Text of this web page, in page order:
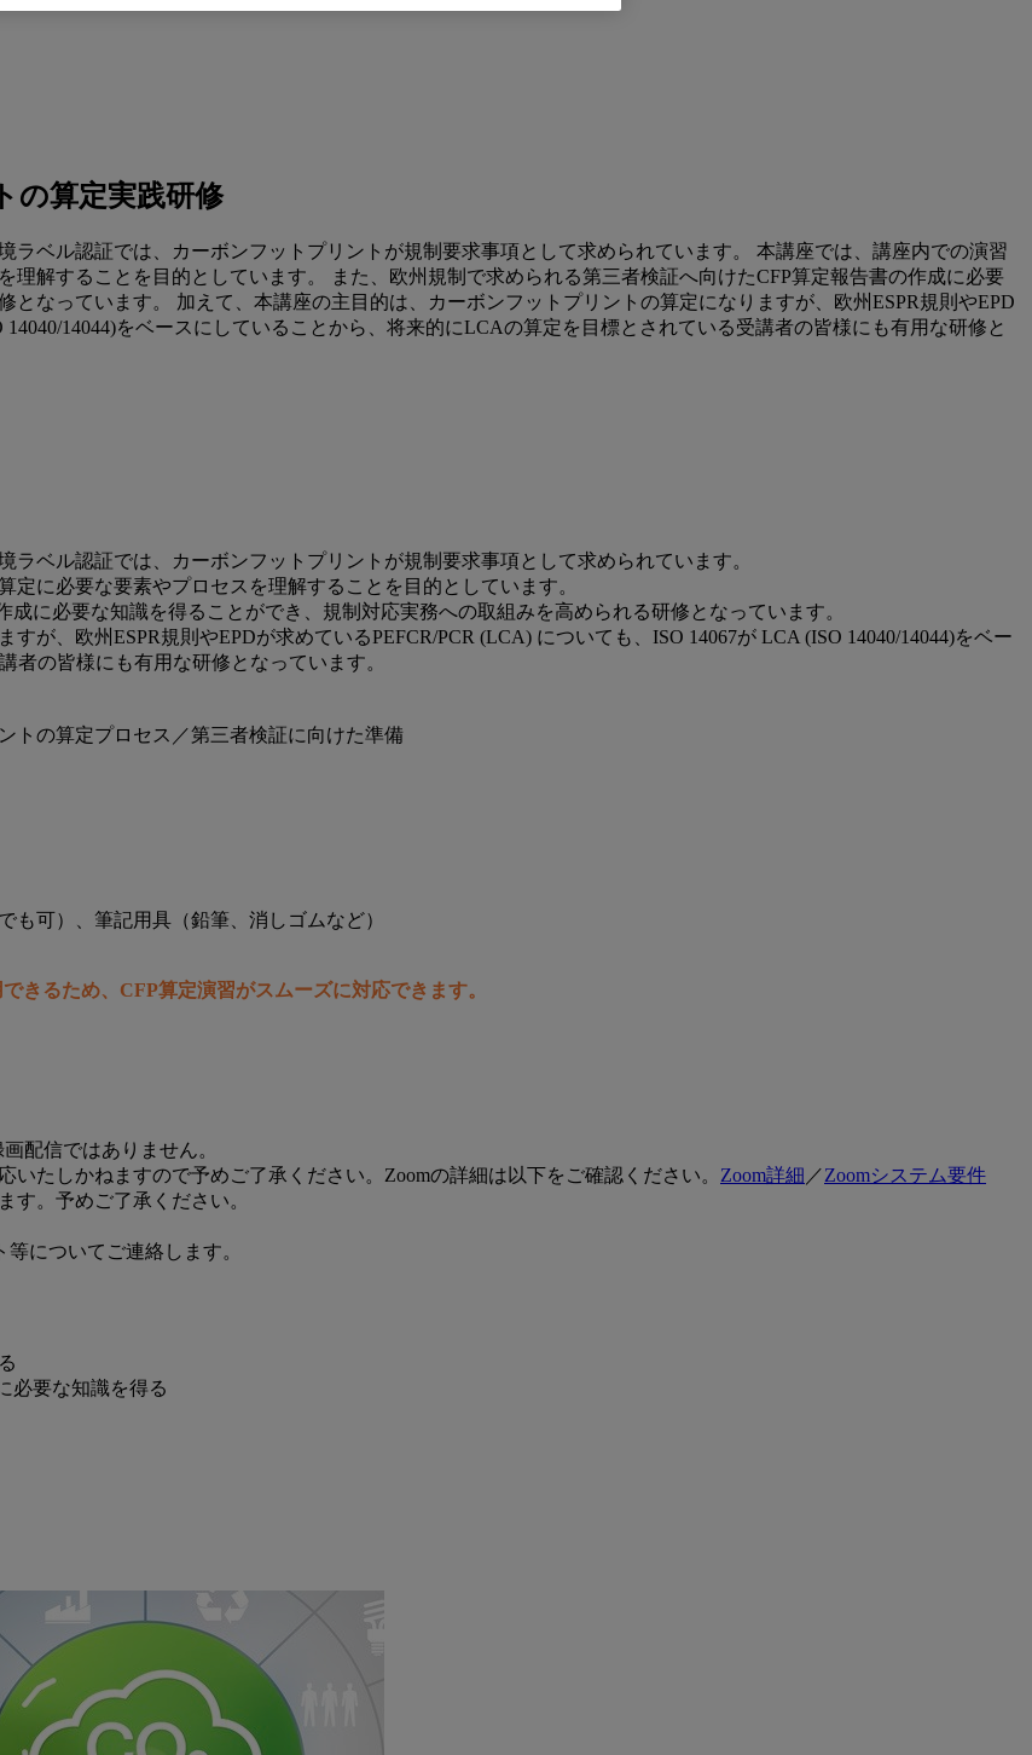
の算定実践研修
ラベル認証では、カーボンフットプリントが規制要求事項として求められています。 本講座では、講座内での演習
解することを目的としています。 また、欧州規制で求められる第三者検証へ向けたCFP算定報告書の作成に必要
なっています。 加えて、本講座の主目的は、カーボンフットプリントの算定になりますが、欧州ESPR規則やEPD
14044)をベースにしていることから、将来的にLCAの算定を目標とされている受講者の皆様にも有用な研修と
ベル認証では、カーボンフットプリントが規制要求事項として求められています。
に必要な要素やプロセスを理解することを目的としています。
に必要な知識を得ることができ、規制対応実務への取組みを高められる研修となっています。
が、欧州ESPR規則やEPDが求めているPEFCR/PCR (LCA) についても、ISO 14067が LCA (ISO 14040/14044)をベー
の皆様にも有用な研修となっています。
トの算定プロセス／第三者検証に向けた準備
も可）、筆記用具（鉛筆、消しゴムなど）
きるため、CFP算定演習がスムーズに対応できます。
配信ではありません。
たしかねますので予めご了承ください。Zoomの詳細は以下をご確認ください。 Zoom詳細 ／Zoomシステム要件
す。予めご了承ください。
についてご連絡します。
必要な知識を得る